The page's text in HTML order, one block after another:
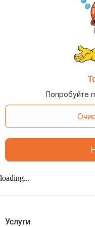
Попробуйте
loading...
Услуги